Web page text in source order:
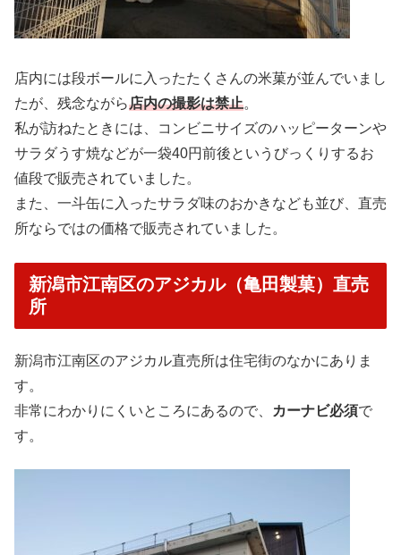
店内には段ボールに入ったたくさんの米菓が並んでいまし
たが、残念ながら店内の撮影は禁止。
私が訪ねたときには、コンビニサイズのハッピーターンや
サラダうす焼などが一袋40円前後というびっくりするお
値段で販売されていました。
また、一斗缶に入ったサラダ味のおかきなども並び、直売
所ならではの価格で販売されていました。
新潟市江南区のアジカル（亀田製菓）直売
所
新潟市江南区のアジカル直売所は住宅街のなかにありま
す。
非常にわかりにくいところにあるので、
カーナビ必須で
す。